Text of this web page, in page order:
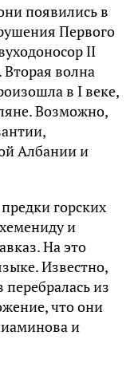
появились в
Первого
II
Вторая волна
в I веке,
Возможно,
Албaнии и
горских
и
На это
Известно,
перебралась из
что они
и